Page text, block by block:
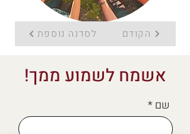
לסדנה נוספת הקודם
אשמח לשמוע ממך!
שם